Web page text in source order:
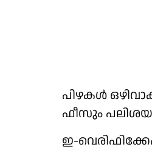
പിഴകൾ
ഫീസും
ഇ-